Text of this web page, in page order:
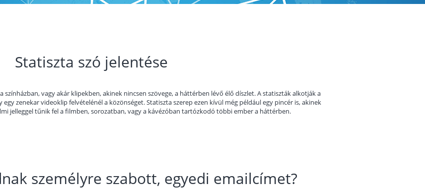
Statiszta szó jelentése
színházban, vagy akár klipekben, akinek nincsen szövege, a háttérben lévő élő díszlet. A statiszták alkotják a
zenekar videoklip felvételénél a közönséget. Statiszta szerep ezen kívül még például egy pincér is, akinek
jelleggel tűnik fel a filmben, sorozatban, vagy a kávézóban tartózkodó többi ember a háttérben.
személyre szabott, egyedi emailcímet?